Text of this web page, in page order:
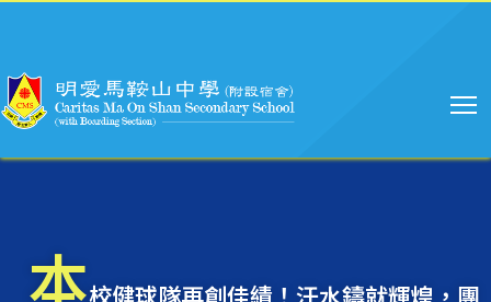
本校健球隊再創佳績！汗水鑄就輝煌，團